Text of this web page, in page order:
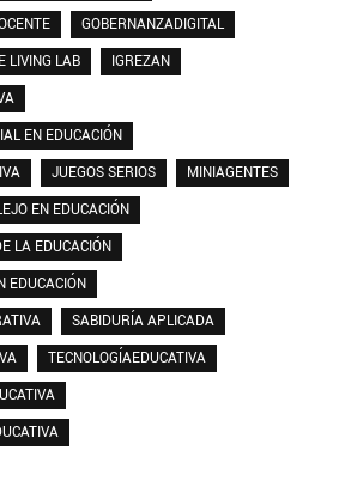
GOBERNANZADIGITAL
LIVING LAB
IGREZAN
EN EDUCACIÓN
JUEGOS SERIOS
MINIAGENTES
EN EDUCACIÓN
LA EDUCACIÓN
EDUCACIÓN
SABIDURÍA APLICADA
TECNOLOGÍAEDUCATIVA